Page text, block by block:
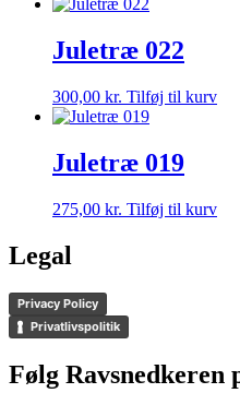
Juletræ 022
300,00 kr. Tilføj til kurv
Juletræ 019
275,00 kr. Tilføj til kurv
Legal
Privacy Policy
Privatlivspolitik
Følg Ravsnedkeren